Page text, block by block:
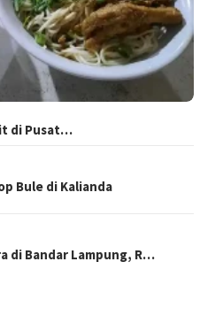
di Pusat…
Bule di Kalianda
di Bandar Lampung, R…